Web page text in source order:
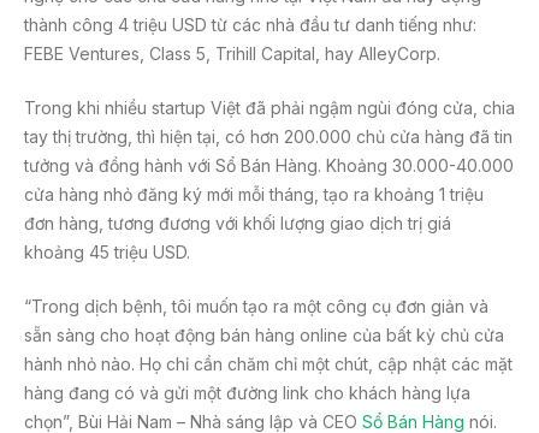
k
thành công 4 triệu USD từ các nhà đầu tư danh tiếng như:
FEBE Ventures, Class 5, Trihill Capital, hay AlleyCorp.
Trong khi nhiều startup Việt đã phải ngậm ngùi đóng cửa, chia
tay thị trường, thì hiện tại, có hơn 200.000 chủ cửa hàng đã tin
tưởng và đồng hành với Sổ Bán Hàng. Khoảng 30.000-40.000
cửa hàng nhỏ đăng ký mới mỗi tháng, tạo ra khoảng 1 triệu
đơn hàng, tương đương với khối lượng giao dịch trị giá
khoảng 45 triệu USD.
“Trong dịch bệnh, tôi muốn tạo ra một công cụ đơn giản và
sẵn sàng cho hoạt động bán hàng online của bất kỳ chủ cửa
hành nhỏ nào. Họ chỉ cần chăm chỉ một chút, cập nhật các mặt
hàng đang có và gửi một đường link cho khách hàng lựa
chọn”, Bùi Hải Nam – Nhà sáng lập và CEO Sổ Bán Hàng nói.